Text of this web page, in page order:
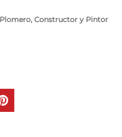
Constructor y Pintor